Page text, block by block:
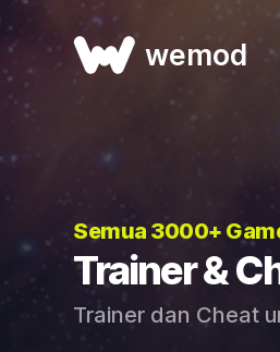
wemod
Semua 3000+
Trainer &
Trainer dan Cheat